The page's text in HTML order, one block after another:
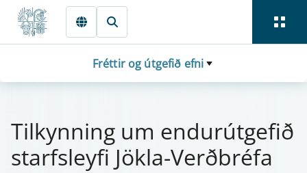
Fara beint í Meginmál
Fréttir og útgefið efni
Til­kynn­ing um end­urút­ge­fið
starfs­ley­fi Jökla-Verðbréfa